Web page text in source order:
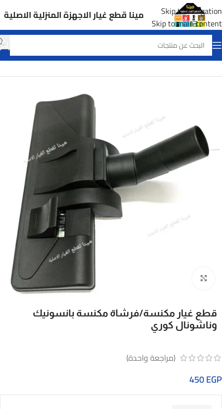
Skip to navigation
Skip to main content
مينا قطع غيار الاجهزة المنزلية الاصلية
الرئيسية قطع غيار مكانس كهربائية
قطع غيار مكنسة/فرشاة مكنسة بانسونيك
وناشونال كوري
(مراجعة واحدة)
450EGP